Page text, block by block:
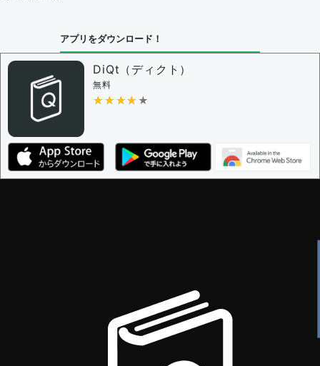
アプリをダウンロード！
DiQt（ディクト）
無料
★★★★★
★★★★★